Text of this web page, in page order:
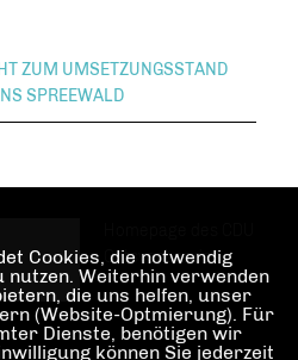
ZUM UMSETZUNGSSTAND
SPREEWALD
Ortsverbandes
Cookies, die notwendig
nutzen. Weiterhin verwenden
die uns helfen, unser
(Website-Optmierung). Für
Dienste, benötigen wir
können Sie jederzeit